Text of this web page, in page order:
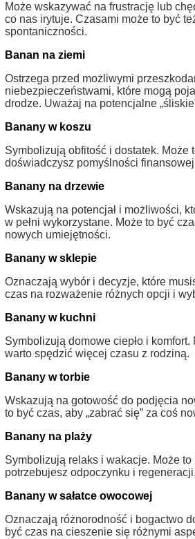
Może wskazywać na frustrację lub
co nas irytuje. Czasami może to być
spontaniczności.
Banan na ziemi
Ostrzega przed możliwymi
niebezpieczeństwami, które mogą
drodze. Uważaj na potencjalne
Banany w koszu
Symbolizują obfitość i dostatek. Może
doświadczysz pomyślności
Banany na drzewie
Wskazują na potencjał i możliwości,
w pełni wykorzystane. Może to być
nowych umiejętności.
Banany w sklepie
Oznaczają wybór i decyzje, które
czas na rozważenie różnych opcji i
Banany w kuchni
Symbolizują domowe ciepło i komfort.
warto spędzić więcej czasu z rodziną.
Banany w torbie
Wskazują na gotowość do podjęcia
to być czas, aby „zabrać się” za coś
Banany na plaży
Symbolizują relaks i wakacje. Może to
potrzebujesz odpoczynku i regeneracji.
Banany w sałatce owocowej
Oznaczają różnorodność i bogactwo
być czas na cieszenie się różnymi